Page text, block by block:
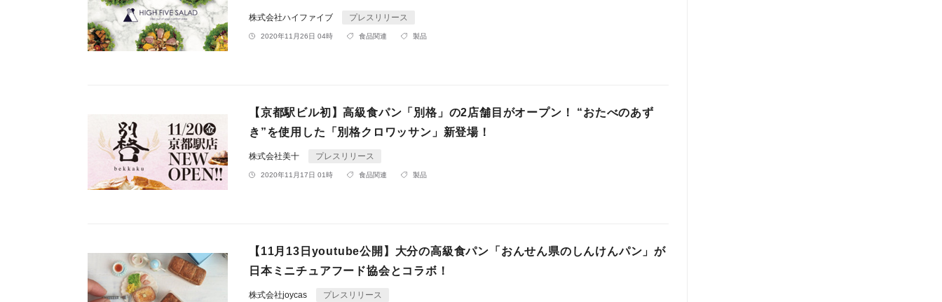
株式会社ハイファイブ プレスリリース
2020年11月26日 04時 食品関連 製品
【京都駅ビル初】高級食パン「別格」の2店舗目がオープン！ “おたべのあず
き”を使用した「別格クロワッサン」新登場！
株式会社美十 プレスリリース
2020年11月17日 01時 食品関連 製品
【11月13日youtube公開】大分の高級食パン「おんせん県のしんけんパン」が
日本ミニチュアフード協会とコラボ！
株式会社joycas プレスリリース